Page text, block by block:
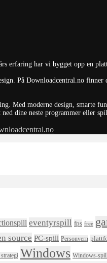
erfaring har vi bygget opp en
På Downloadcentral.no
Med moderne design, smarte
dine neste programmer eller
eventyrspill fps free
source PC-spill Personvern
Windows Windows-